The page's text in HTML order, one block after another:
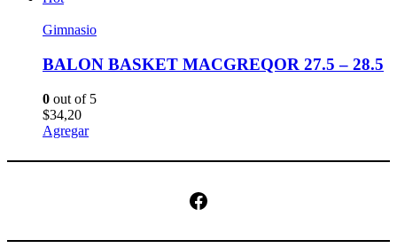
Gimnasio
BALON BASKET MACGREQOR 27.5 – 28.5
0 out of 5
$34,20
Agregar
Facebook